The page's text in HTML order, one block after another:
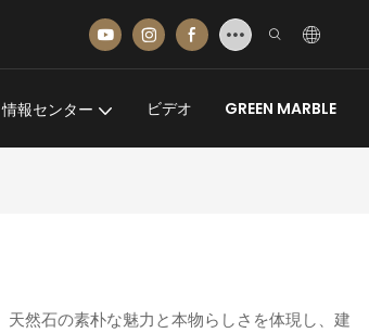
情報センター ビデオ GREEN MARBLE
然石の素朴な魅力と本物らしさを体現し、建